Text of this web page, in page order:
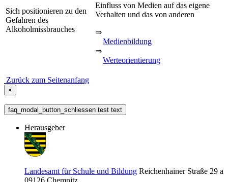
Sich positionieren zu den
Gefahren des
Alkoholmissbrauches
Einfluss von Medien auf das eigene
Verhalten und das von anderen
⇒
Medienbildung
⇒
Werteorientierung
Zurück zum Seitenanfang
×
faq_modal_button_schliessen test text
Herausgeber
Landesamt für Schule und Bildung Reichenhainer Straße 29 a
09126 Chemnitz